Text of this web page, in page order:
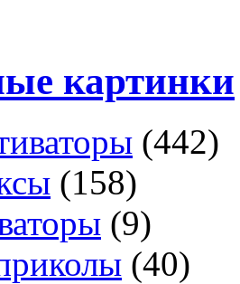
картинки
(442)
(158)
(9)
(40)